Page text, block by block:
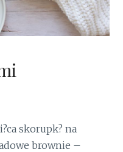
skorupk? na
brownie –